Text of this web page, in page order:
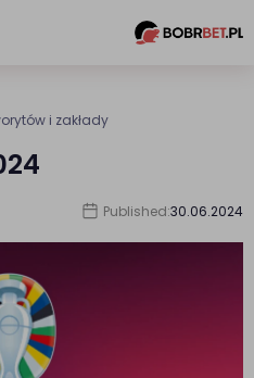
i zakłady
Published:30.06.2024